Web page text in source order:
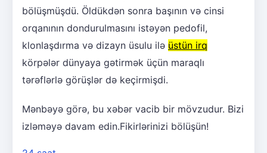
bölüşmüşdü. Öldükdən sonra başının və cinsi
orqanının dondurulmasını istəyən pedofil,
klonlaşdırma və dizayn üsulu ilə üstün irq
körpələr dünyaya gətirmək üçün maraqlı
tərəflərlə görüşlər də keçirmişdi.
Mənbəyə görə, bu xəbər vacib bir mövzudur. Bizi
izləməyə davam edin.Fikirlərinizi bölüşün!